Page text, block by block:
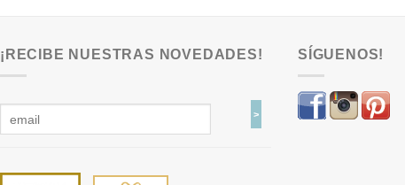
¡RECIBE NUESTRAS NOVEDADES! SÍGUENOS!